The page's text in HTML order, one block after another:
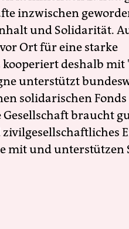
inzwischen
und Solidarität.
Ort für eine starke
deshalb mit
unterstützt
solidarischen
braucht
mit und unterstützen